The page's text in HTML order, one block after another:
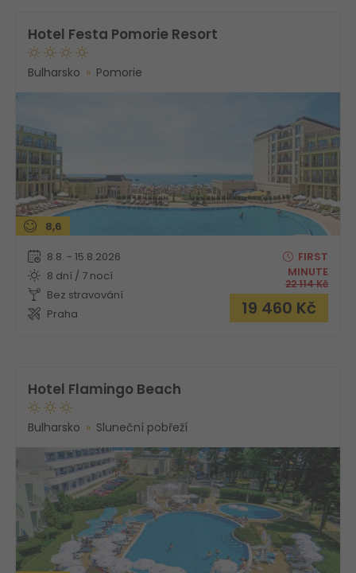
Hotel Festa Pomorie Resort
Bulharsko Pomorie
8,6
8.8. - 15.8.2026
8 dní / 7 nocí
Bez stravování
Praha
FIRST
MINUTE
22 114Kč
19 460 Kč
Hotel Flamingo Beach
Bulharsko Sluneční pobřeží